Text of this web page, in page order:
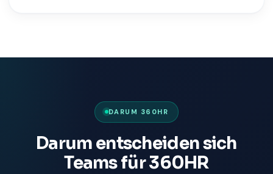
DARUM 360HR
Darum entscheiden sich
Teams für 360HR